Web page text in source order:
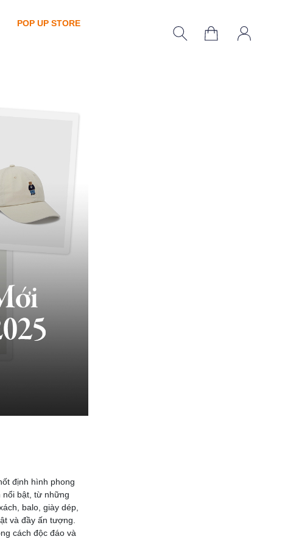
POP UP STORE
định hình phong
nổi bật, từ những
balo, giày dép,
và đầy ấn tượng.
cách độc đáo và